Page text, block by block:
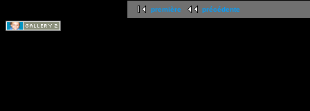
première précédente